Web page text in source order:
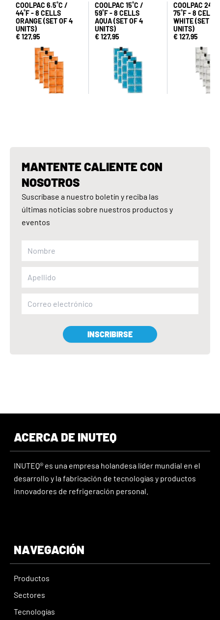
COOLPAC 6.5˚C /
44˚F - 8 CELLS
ORANGE (SET OF 4
UNITS)
€ 127,95
COOLPAC 15˚C /
59˚F - 8 CELLS
AQUA (SET OF 4
UNITS)
€ 127,95
COOLPAC
75˚F - 8 CELLS
WHITE (SET
UNITS)
€ 127,95
MANTENTE CALIENTE CON
NOSOTROS
Suscríbase a nuestro boletín y reciba las
últimas noticias sobre nuestros productos y
eventos
INSCRIBIRSE
ACERCA DE INUTEQ
INUTEQ® es una empresa holandesa líder mundial en el
desarrollo y la fabricación de tecnologías y productos
innovadores de refrigeración personal.
NAVEGACIÓN
Productos
Sectores
Tecnologías